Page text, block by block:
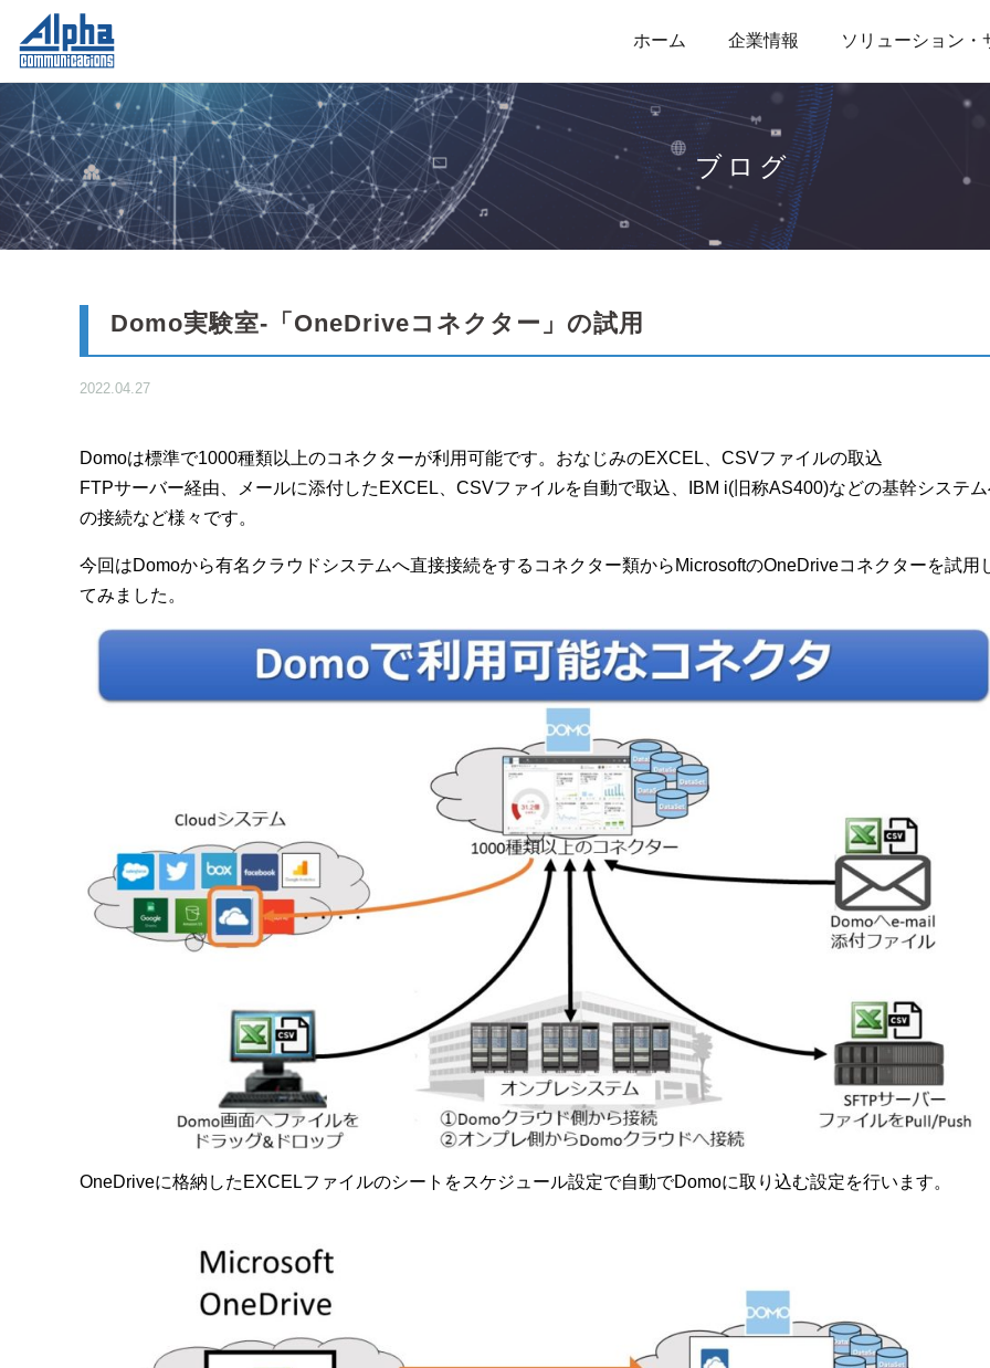
ホーム 企業情報 ソリューション・
ブログ
Domo実験室-「OneDriveコネクター」の試用
2022.04.27
Domoは標準で1000種類以上のコネクターが利用可能です。おなじみのEXCEL、CSVファイルの取込
FTPサーバー経由、メールに添付したEXCEL、CSVファイルを自動で取込、IBM i(旧称AS400)などの基幹システ
の接続など様々です。
今回はDomoから有名クラウドシステムへ直接接続をするコネクター類からMicrosoftのOneDriveコネクターを試用
てみました。
OneDriveに格納したEXCELファイルのシートをスケジュール設定で自動でDomoに取り込む設定を行います。